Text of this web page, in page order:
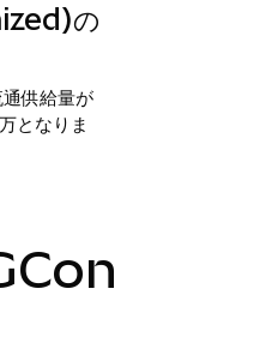
の
供給量が
となりま